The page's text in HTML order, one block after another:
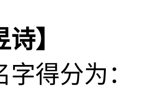
诗】
得分为：